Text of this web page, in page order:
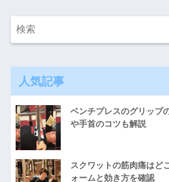
人気記事
ベンチプレスのグリップ
や手首のコツも解説
スクワットの筋肉痛はど
ォームと効き方を確認